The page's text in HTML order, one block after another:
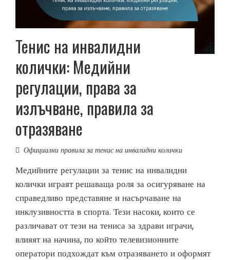
Тенис на инвалидни
колички: Медийни
регулации, права за
излъчване, правила за
отразяване
Официални правила за тенис на инвалидни колички
Медийните регулации за тенис на инвалидни
колички играят решаваща роля за осигуряване на
справедливо представяне и насърчаване на
инклузивността в спорта. Тези насоки, които се
различават от тези на тениса за здрави играчи,
влияят на начина, по който телевизионните
оператори подхождат към отразяването и оформят